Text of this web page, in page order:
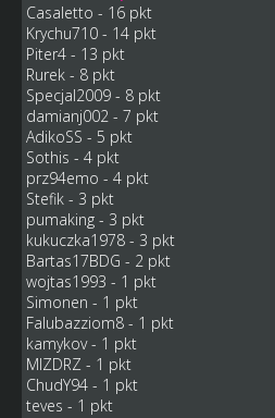
Casaletto - 16 pkt
Krychu710 - 14 pkt
Piter4 - 13 pkt
Rurek - 8 pkt
Specjal2009 - 8 pkt
damianj002 - 7 pkt
AdikoSS - 5 pkt
Sothis - 4 pkt
prz94emo - 4 pkt
Stefik - 3 pkt
pumaking - 3 pkt
kukuczka1978 - 3 pkt
Bartas17BDG - 2 pkt
wojtas1993 - 1 pkt
Simonen - 1 pkt
Falubazziom8 - 1 pkt
kamykov - 1 pkt
MIZDRZ - 1 pkt
ChudY94 - 1 pkt
teves - 1 pkt